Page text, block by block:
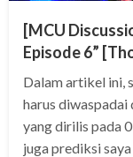
[MCU
Episode 6”
Dalam artikel ini,
harus
yang dirilis pada
juga prediksi